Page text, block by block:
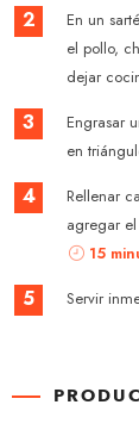
2
En un
el pollo,
dejar
3
Engrasar
en
4
Rellenar
agregar
15
5 Servir